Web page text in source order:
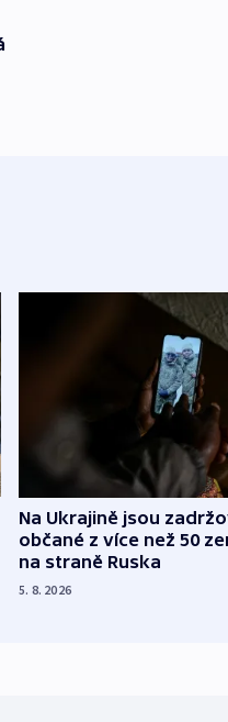
Na Ukrajině jsou
občané z více než 50
na straně Ruska
5. 8. 2026